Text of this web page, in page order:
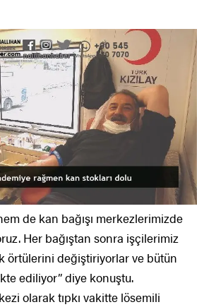
de kan bağışı merkezlerimizde
Her bağıştan sonra işçilerimiz
örtülerini değiştiriyorlar ve bütün
ediliyor” diye konuştu.
olarak tıpkı vakitte lösemili